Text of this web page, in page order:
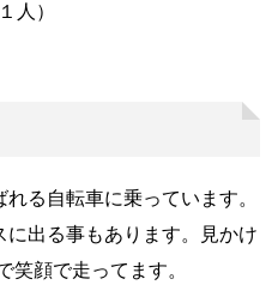
人）
れる自転車に乗っています。
に出る事もあります。見かけ
笑顔で走ってます。